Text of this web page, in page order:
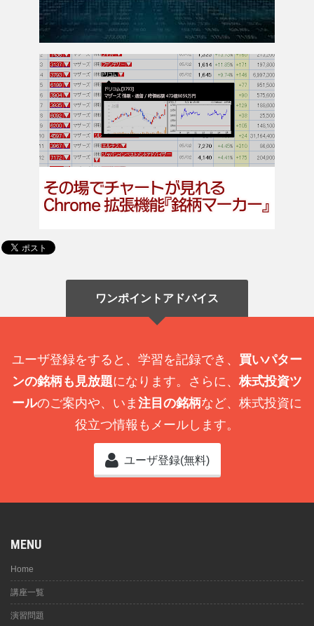
ワンポイントアドバイス
ユーザ登録をすると、学習を記録でき、 買いパター
ンの銘柄も見放題になります。さらに、 株式投資ツ
ールのご案内や、いま 注目の銘柄など、株式投資に
役立つ情報もメールします。
ユーザ登録(無料)
MENU
Home
講座一覧
演習問題